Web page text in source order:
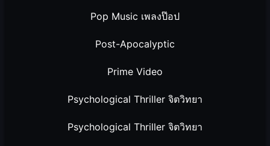
Pop Music เพลงป๊อป
Post-Apocalyptic
Prime Video
Psychological Thriller จิตวิทยา
Psychological Thriller จิตวิทยา